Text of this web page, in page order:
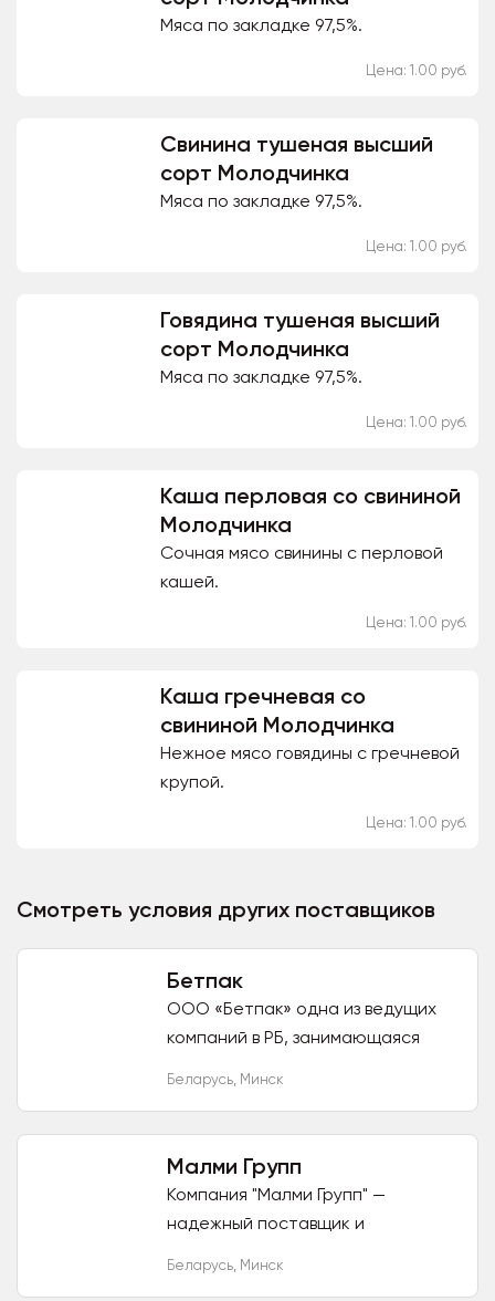
Мяса по закладке 97,5%.
Цена: 1.00 руб.
Свинина тушеная высший
сорт Молодчинка
Мяса по закладке 97,5%.
Цена: 1.00 руб.
Говядина тушеная высший
сорт Молодчинка
Мяса по закладке 97,5%.
Цена: 1.00 руб.
Каша перловая со свининой
Молодчинка
Сочная мясо свинины с перловой
кашей.
Цена: 1.00 руб.
Каша гречневая со
свининой Молодчинка
Нежное мясо говядины с гречневой
крупой.
Цена: 1.00 руб.
Смотреть условия других поставщиков
Бетпак
ООО «Бетпак» одна из ведущих
компаний в РБ, занимающаяся
под торговой маркой «Бетпак» с
Беларусь, Минск
Малми Групп
Компания "Малми Групп" —
надежный поставщик и
высококачественных
Беларусь, Минск